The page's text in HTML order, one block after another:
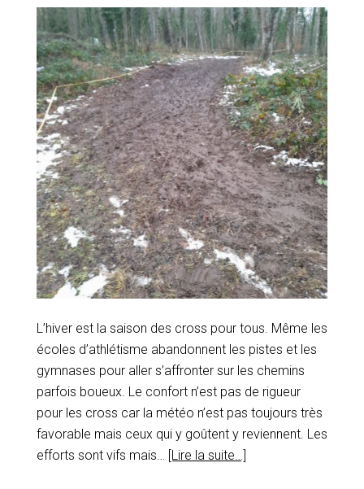
L’hiver est la saison des cross pour tous. Même les
écoles d’athlétisme abandonnent les pistes et les
gymnases pour aller s’affronter sur les chemins
parfois boueux. Le confort n’est pas de rigueur
pour les cross car la météo n’est pas toujours très
favorable mais ceux qui y goûtent y reviennent. Les
efforts sont vifs mais… [Lire la suite…]